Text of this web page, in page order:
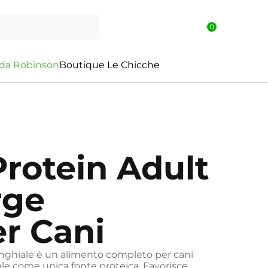
0
a RobinsonBoutique Le Chicche
Adult
Cani
è un alimento completo per cani